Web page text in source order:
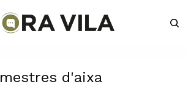
mestres d'aixa